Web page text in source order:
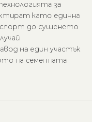
за
като единна
до сушенето
на един участък
на семенната